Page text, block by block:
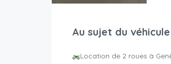
Au sujet du véhicule
Location de 2 roues à